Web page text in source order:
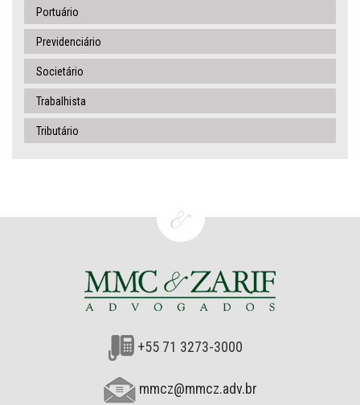
Portuário
Previdenciário
Societário
Trabalhista
Tributário
+55 71 3273-3000
mmcz@mmcz.adv.br